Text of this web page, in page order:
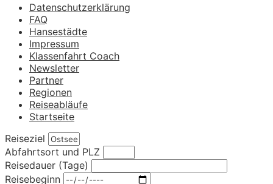
Datenschutzerklärung
FAQ
Hansestädte
Impressum
Klassenfahrt Coach
Newsletter
Partner
Regionen
Reiseabläufe
Startseite
Reiseziel
Abfahrtsort und PLZ
Reisedauer (Tage)
Reisebeginn